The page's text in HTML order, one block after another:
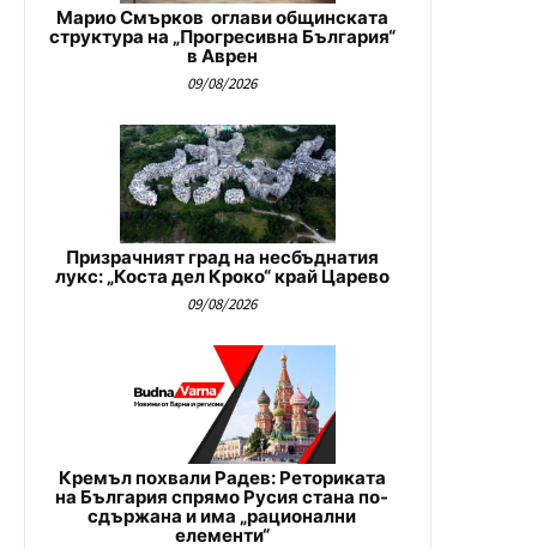
Марио Смърков оглави общинската
структура на „Прогресивна България“
в Аврен
09/08/2026
Призрачният град на несбъднатия
лукс: „Коста дел Кроко“ край Царево
09/08/2026
Кремъл похвали Радев: Реториката
на България спрямо Русия стана по-
сдържана и има „рационални
елементи“